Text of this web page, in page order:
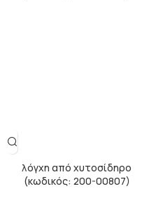
λόγχη από χυτοσίδηρο
(κωδικός: 200-00807)